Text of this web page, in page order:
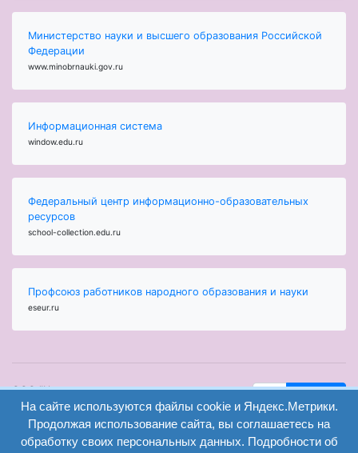
Министерство науки и высшего образования Российской
Федерации
www.minobrnauki.gov.ru
Информационная система
window.edu.ru
Федеральный центр информационно-образовательных
ресурсов
school-collection.edu.ru
Профсоюз работников народного образования и науки
eseur.ru
ООО "Центр
образования и
консалтинга"
Волгоград 2008-
вход
регистрация
Найти
Версия
сайта для
На сайте используются файлы cookie и Яндекс.Метрики.
Продолжая использование сайта, вы соглашаетесь на
обработку своих персональных данных. Подробности об